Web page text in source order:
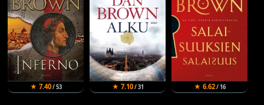
★ 7.40/ 53 ★ 7.10/ 31 ★ 6.62/ 16